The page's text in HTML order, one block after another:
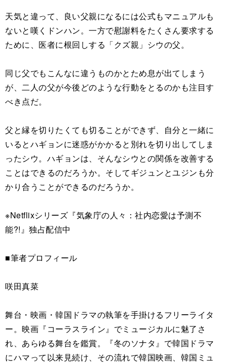
天気と違って、良い父親になるには公式もマニュアルも
ないと嘆くドンハン。一方で慰謝料をたくさん要求する
ために、医者に根回しする「クズ親」シウの父。
同じ父でもこんなに違うものかとため息が出てしまう
が、二人の父が今後どのような行動をとるのかも注目す
べき点だ。
父と縁を切りたくても切ることができず、自分と一緒に
いるとハギョンに迷惑がかかると別れを切り出してしま
ったシウ。ハギョンは、そんなシウとの関係を改善する
ことはできるのだろうか。そしてギジュンとユジンも分
かり合うことができるのだろうか。
※Netflixシリーズ『気象庁の人々：社内恋愛は予測不
能?!』独占配信中
■筆者プロフィール
咲田真菜
舞台・映画・韓国ドラマの執筆を手掛けるフリーライタ
ー。映画『コーラスライン』でミュージカルに魅了さ
れ、あらゆる舞台を鑑賞。『冬のソナタ』で韓国ドラマ
にハマって以来見続け、その流れで韓国映画、韓国ミュ